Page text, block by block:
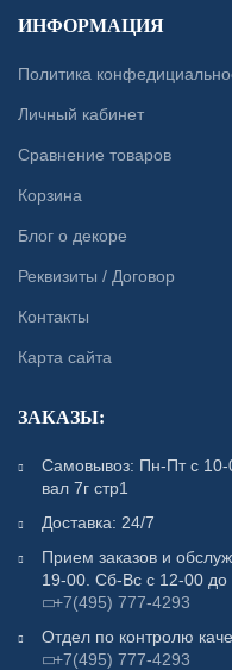
ИНФОРМАЦИЯ
Политика
Личный кабинет
Сравнение товаров
Корзина
Блог о декоре
Реквизиты / Договор
Контакты
Карта сайта
ЗАКАЗЫ:
Самовывоз: Пн-Пт с
вал 7г стр1
Доставка: 24/7
Прием заказов и
19-00. Сб-Вс с 12-00 до
+7(495) 777-4293
Отдел по контролю
+7(495) 777-4293